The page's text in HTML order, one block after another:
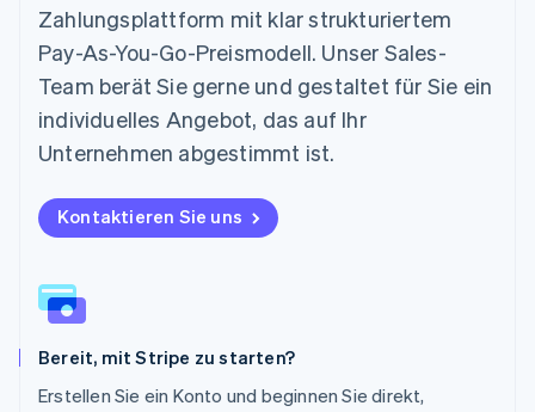
Zahlungsplattform mit klar strukturiertem
Pay-As-You-Go-Preismodell. Unser Sales-
Team berät Sie gerne und gestaltet für Sie ein
individuelles Angebot, das auf Ihr
Unternehmen abgestimmt ist.
Kontaktieren Sie uns
Bereit, mit Stripe zu starten?
Erstellen Sie ein Konto und beginnen Sie direkt,
NederlandsEnglish
Norwegen
English
Österreich
Deutsch English
Polen
Portugal
PortuguêsEnglish
Rumänien
Schweden
Svenska
Deutsch FrançaisItalianoEnglish
Singapur